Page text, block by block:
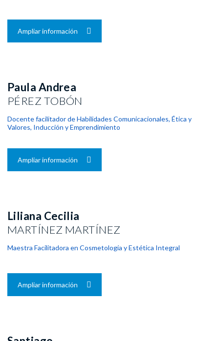
Ampliar información
Paula Andrea
PÉREZ TOBÓN
Docente facilitador de Habilidades Comunicacionales, Ética y
Valores, Inducción y Emprendimiento
Ampliar información
Liliana Cecilia
MARTÍNEZ MARTÍNEZ
Maestra Facilitadora en Cosmetología y Estética Integral
Ampliar información